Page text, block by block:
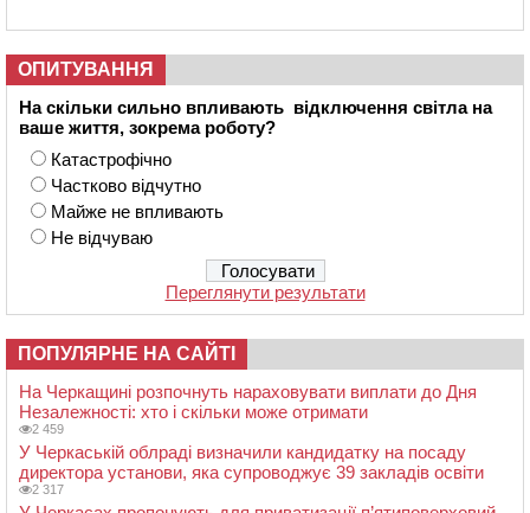
ОПИТУВАННЯ
На скільки сильно впливають відключення світла на
ваше життя, зокрема роботу?
Катастрофічно
Частково відчутно
Майже не впливають
Не відчуваю
Переглянути результати
ПОПУЛЯРНЕ НА САЙТІ
На Черкащині розпочнуть нараховувати виплати до Дня
Незалежності: хто і скільки може отримати
2 459
У Черкаській облраді визначили кандидатку на посаду
директора установи, яка супроводжує 39 закладів освіти
2 317